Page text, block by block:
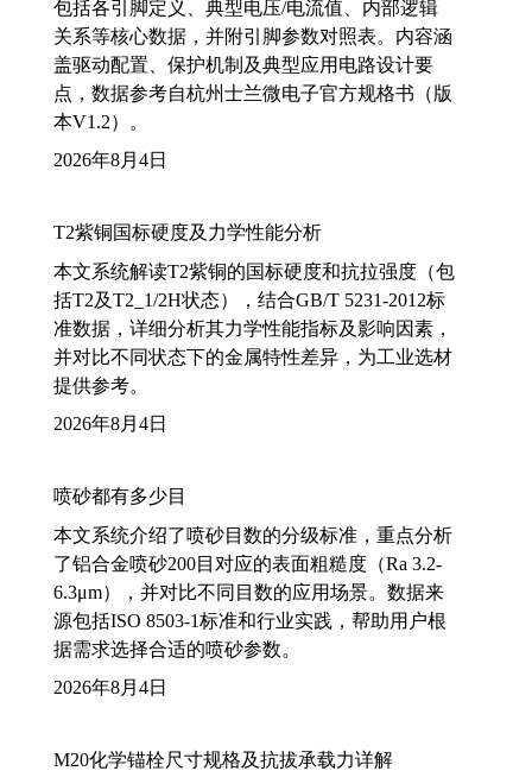
包括各引脚定义、典型电压/电流值、内部逻辑
关系等核心数据，并附引脚参数对照表。内容涵
盖驱动配置、保护机制及典型应用电路设计要
点，数据参考自杭州士兰微电子官方规格书（版
本V1.2）。
2026年8月4日
T2紫铜国标硬度及力学性能分析
本文系统解读T2紫铜的国标硬度和抗拉强度（包
括T2及T2_1/2H状态），结合GB/T 5231-2012标
准数据，详细分析其力学性能指标及影响因素，
并对比不同状态下的金属特性差异，为工业选材
提供参考。
2026年8月4日
喷砂都有多少目
本文系统介绍了喷砂目数的分级标准，重点分析
了铝合金喷砂200目对应的表面粗糙度（Ra 3.2-
6.3μm），并对比不同目数的应用场景。数据来
源包括ISO 8503-1标准和行业实践，帮助用户根
据需求选择合适的喷砂参数。
2026年8月4日
M20化学锚栓尺寸规格及抗拔承载力详解